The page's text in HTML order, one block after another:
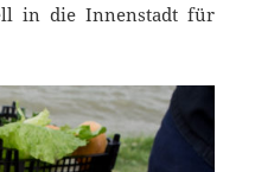
in die Innenstadt für